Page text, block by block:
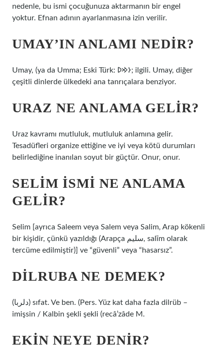
nedenle, bu ismi çocuğunuza aktarmanın bir engel
yoktur. Efnan adının ayarlanmasına izin verilir.
UMAY’IN ANLAMI NEDIR?
Umay, (ya da Umma; Eski Türk: 𐰆𐰢𐰖; ilgili. Umay, diğer
çeşitli dinlerde ülkedeki ana tanrıçalara benziyor.
URAZ NE ANLAMA GELIR?
Uraz kavramı mutluluk, mutluluk anlamına gelir.
Tesadüfleri organize ettiğine ve iyi veya kötü durumları
belirlediğine inanılan soyut bir güçtür. Onur, onur.
SELIM ISMI NE ANLAMA
GELIR?
Selim [ayrıca Saleem veya Salem veya Salim, Arap kökenli
bir kişidir, çünkü yazıldığı (Arapça سليم, salīm olarak
tercüme edilmiştir)] ve “güvenli” veya “hasarsız”.
DILRUBA NE DEMEK?
(ﺩﻟﺮﺑﺎ) sıfat. Ve ben. (Pers. Yüz kat daha fazla dilrüb –
imişsin / Kalbin şekli şekli (recâ’zâde M.
EKIN NEYE DENIR?